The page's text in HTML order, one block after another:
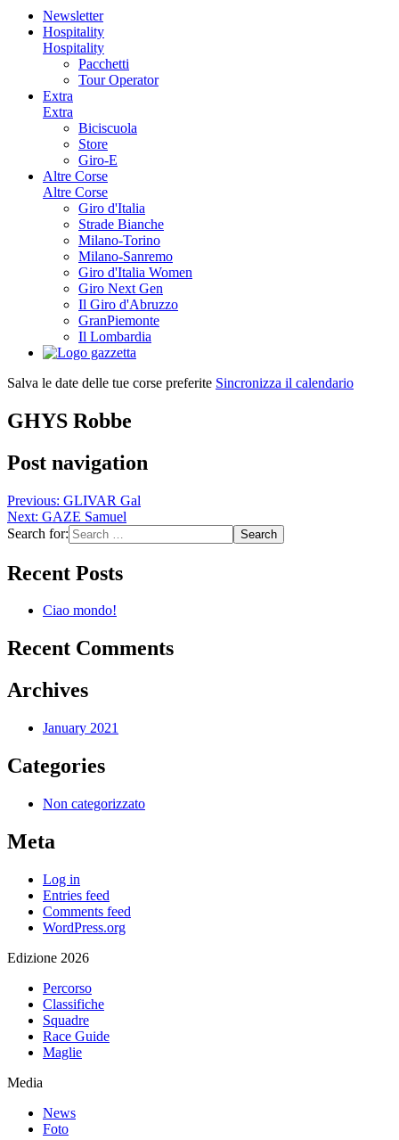
Newsletter
Hospitality
Hospitality
Pacchetti
Tour Operator
Extra
Extra
Biciscuola
Store
Giro-E
Altre Corse
Altre Corse
Giro d'Italia
Strade Bianche
Milano-Torino
Milano-Sanremo
Giro d'Italia Women
Giro Next Gen
Il Giro d'Abruzzo
GranPiemonte
Il Lombardia
Salva le date delle tue corse preferite Sincronizza il calendario
GHYS Robbe
Post navigation
Previous: GLIVAR Gal
Next: GAZE Samuel
Search for:
Recent Posts
Ciao mondo!
Recent Comments
Archives
January 2021
Categories
Non categorizzato
Meta
Log in
Entries feed
Comments feed
WordPress.org
Edizione 2026
Percorso
Classifiche
Squadre
Race Guide
Maglie
Media
News
Foto